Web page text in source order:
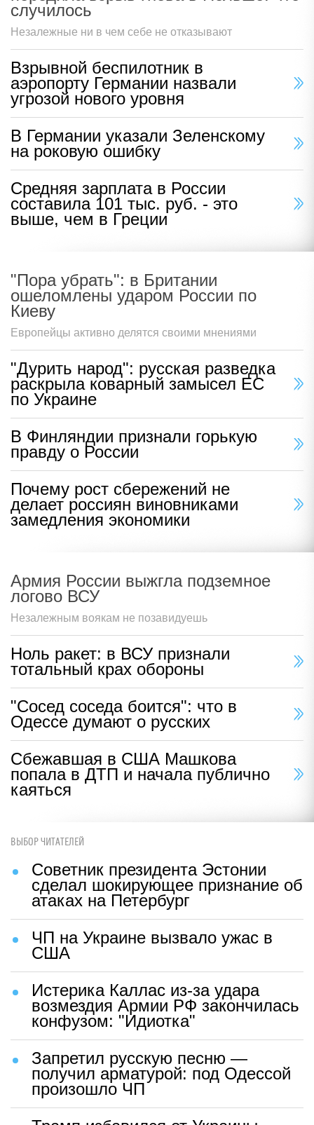
случилось
Незалежные ни в чем себе не отказывают
Взрывной беспилотник в
аэропорту Германии назвали
угрозой нового уровня
В Германии указали Зеленскому
на роковую ошибку
Средняя зарплата в России
составила 101 тыс. руб. - это
выше, чем в Греции
"Пора убрать": в Британии
ошеломлены ударом России по
Киеву
Европейцы активно делятся своими мнениями
"Дурить народ": русская разведка
раскрыла коварный замысел ЕС
по Украине
В Финляндии признали горькую
правду о России
Почему рост сбережений не
делает россиян виновниками
замедления экономики
Армия России выжгла подземное
логово ВСУ
Незалежным воякам не позавидуешь
Ноль ракет: в ВСУ признали
тотальный крах обороны
"Сосед соседа боится": что в
Одессе думают о русских
Сбежавшая в США Машкова
попала в ДТП и начала публично
каяться
ВЫБОР ЧИТАТЕЛЕЙ
Советник президента Эстонии
сделал шокирующее признание об
атаках на Петербург
ЧП на Украине вызвало ужас в
США
Истерика Каллас из-за удара
возмездия Армии РФ закончилась
конфузом: "Идиотка"
Запретил русскую песню —
получил арматурой: под Одессой
произошло ЧП